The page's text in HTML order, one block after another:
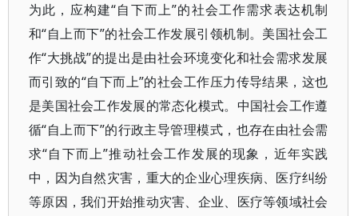
为此，应构建“自下而上”的社会工作需求表达机制
和“自上而下”的社会工作发展引领机制。美国社会工
作“大挑战”的提出是由社会环境变化和社会需求发展
而引致的“自下而上”的社会工作压力传导结果，这也
是美国社会工作发展的常态化模式。中国社会工作遵
循“自上而下”的行政主导管理模式，也存在由社会需
求“自下而上”推动社会工作发展的现象，近年实践
中，因为自然灾害，重大的企业心理疾病、医疗纠纷
等原因，我们开始推动灾害、企业、医疗等领域社会